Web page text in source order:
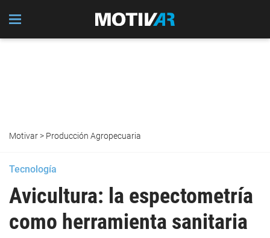
Motivar> Producción Agropecuaria
Tecnología
Avicultura: la espectometría
como herramienta sanitaria